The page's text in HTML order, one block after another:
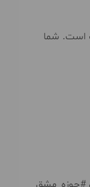
است. شما